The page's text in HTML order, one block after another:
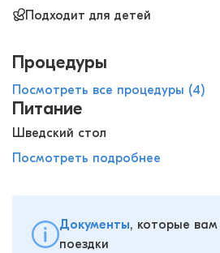
Подходит для детей
Процедуры
Посмотреть все процедуры (4)
Питание
Шведский стол
Посмотреть подробнее
Документы, которые
поездки